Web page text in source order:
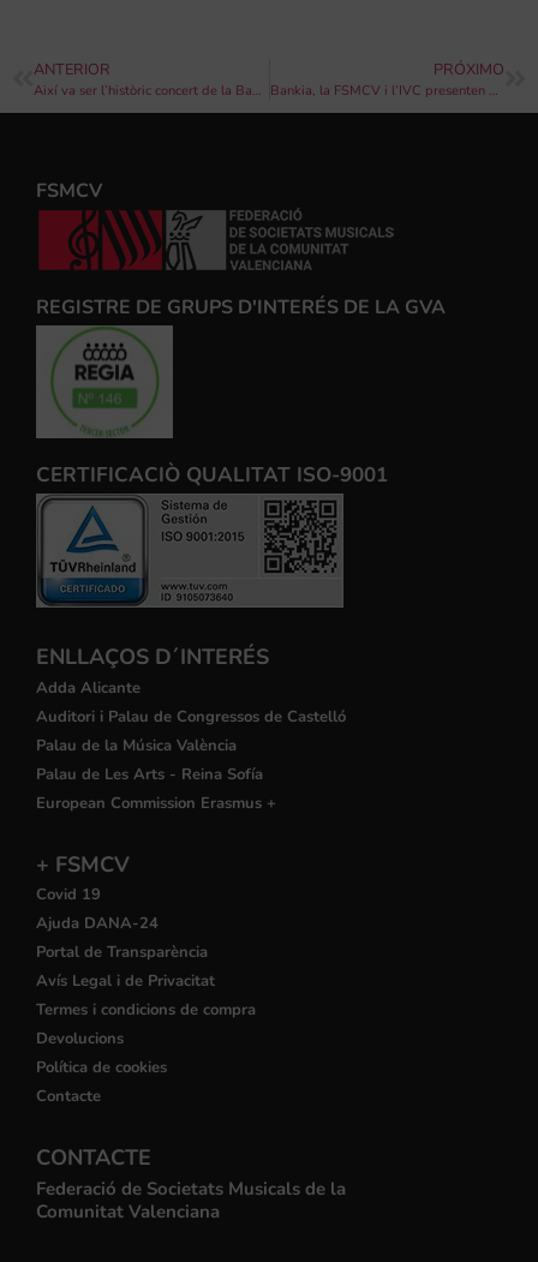
ANTERIOR
Així va ser l’històric concert de la Banda Simfònica Unió Musical de Llíria amb tres dels millors trompetistes del món: Arturo Sandoval, Rubén Simeó i Yturvides Vílchez
PRÓXIMO
Bankia, la FSMCV i l’IVC presenten el jurat de la II edició dels ‘Premis Bankia al talent musical’
FSMCV
REGISTRE DE GRUPS D'INTERÉS DE LA GVA
CERTIFICACIÒ QUALITAT ISO-9001
ENLLAÇOS D´INTERÉS
Adda Alicante
Auditori i Palau de Congressos de Castelló
Palau de la Música València
Palau de Les Arts - Reina Sofía
European Commission Erasmus +
+ FSMCV
Covid 19
Ajuda DANA-24
Portal de Transparència
Avís Legal i de Privacitat
Termes i condicions de compra
Devolucions
Política de cookies
Contacte
CONTACTE
Federació de Societats Musicals de la
Comunitat Valenciana